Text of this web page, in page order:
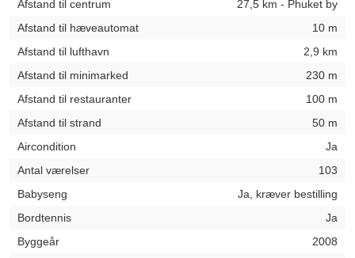
Afstand til centrum
27,5 km - Phuket by
Afstand til hæveautomat
10 m
Afstand til lufthavn
2,9 km
Afstand til minimarked
230 m
Afstand til restauranter
100 m
Afstand til strand
50 m
Aircondition
Ja
Antal værelser
103
Babyseng
Ja, kræver bestilling
Bordtennis
Ja
Byggeår
2008